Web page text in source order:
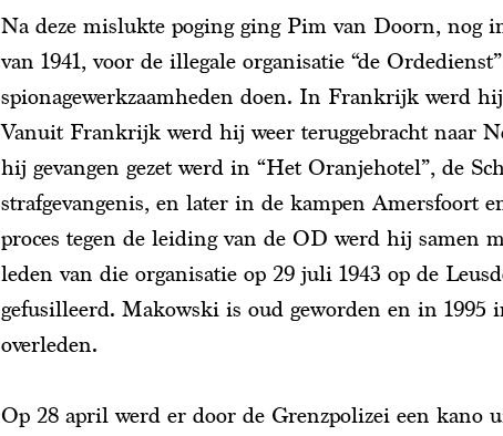
Na deze mislukte poging ging Pim van Doorn, nog
van 1941, voor de illegale organisatie “de
spionagewerkzaamheden doen. In Frankrijk werd
Vanuit Frankrijk werd hij weer teruggebracht naar
hij gevangen gezet werd in “Het Oranjehotel”, de
strafgevangenis, en later in de kampen Amersfoort
proces tegen de leiding van de OD werd hij samen
leden van die organisatie op 29 juli 1943 op de
gefusilleerd. Makowski is oud geworden en in 1995
overleden.
Op 28 april werd er door de Grenzpolizei een kano